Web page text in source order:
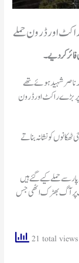
ناصر شہید ہوئے تھے
پر بڑے راکٹ اور ڈرون
حزب اللہ کا کہنا ہے کہ انہوں نے اسرائیل کے 10 فوجی ٹھکانوں کو نشانہ بناتے
سے حملے کیے گئے ہیں
پر آگ بھڑک اٹھی جس
21 total views